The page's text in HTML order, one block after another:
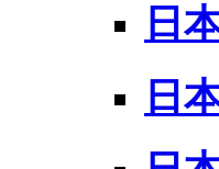
日
日